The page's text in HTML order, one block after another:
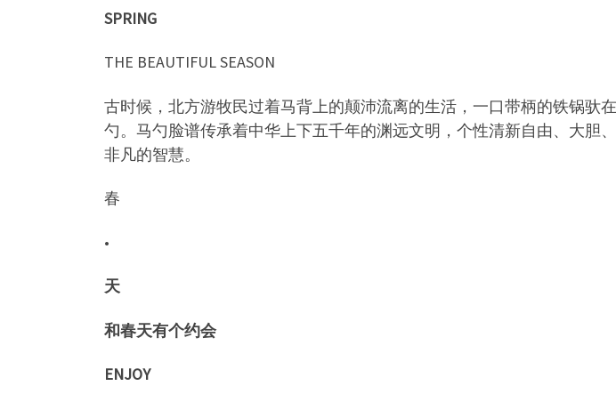
SPRING
THE BEAUTIFUL SEASON
古时候，北方游牧民过着马背上的颠沛流离的生活，一口带柄的铁锅驮
勺。马勺脸谱传承着中华上下五千年的渊远文明，个性清新自由、大胆
非凡的智慧。
春
•
天
和春天有个约会
ENJOY